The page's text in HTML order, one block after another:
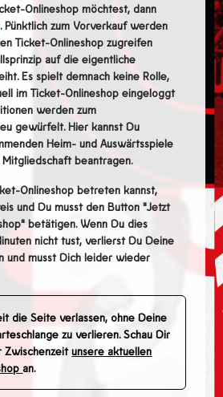
Onlineshop möchtest, dann
Pünktlich zum Vorverkauf werden
Ticket-Onlineshop zugreifen
auf die eigentliche
Es spielt demnach keine Rolle,
im Ticket-Onlineshop eingeloggt
werden zum
gewürfelt. Hier kannst Du
Heim- und Auswärtsspiele
beantragen.
Onlineshop betreten kannst,
und Du musst den Button "Jetzt
betätigen. Wenn Du dies
nicht tust, verlierst Du Deine
und musst Dich leider wieder
die Seite verlassen, ohne Deine
zu verlieren. Schau Dir
Zwischenzeitunsere aktuellen
an.